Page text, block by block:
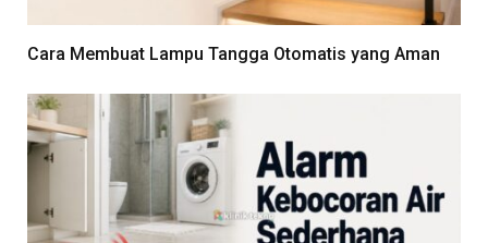
Cara Membuat Lampu Tangga Otomatis yang Aman